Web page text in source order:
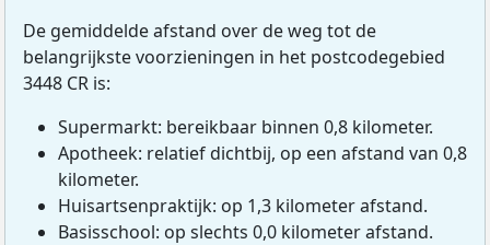
De gemiddelde afstand over de weg tot de
belangrijkste voorzieningen in het postcodegebied
3448 CR is:
Supermarkt: bereikbaar binnen 0,8 kilometer.
Apotheek: relatief dichtbij, op een afstand van 0,8
kilometer.
Huisartsenpraktijk: op 1,3 kilometer afstand.
Basisschool: op slechts 0,0 kilometer afstand.